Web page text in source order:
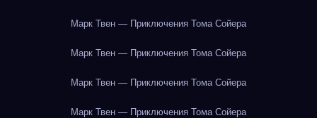
Марк Твен — Приключения Тома Сойера
Марк Твен — Приключения Тома Сойера
Марк Твен — Приключения Тома Сойера
Марк Твен — Приключения Тома Сойера